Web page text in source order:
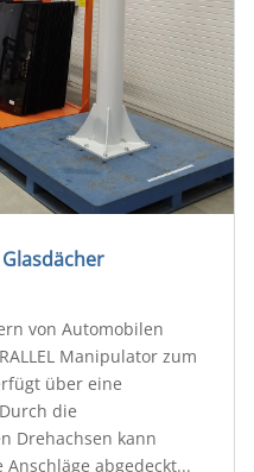
von Automobilen
Manipulator zum
über eine
die
Drehachsen kann
abgedeckt...